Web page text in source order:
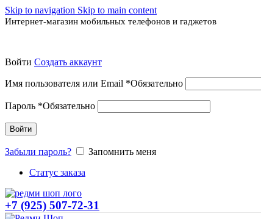
Skip to navigation Skip to main content
Интернет-магазин мобильных телефонов и гаджетов
Войти Создать аккаунт
Имя пользователя или Email *Обязательно
Пароль *Обязательно
Войти
Забыли пароль?
Запомнить меня
Статус заказа
+7 (925) 507-72-31